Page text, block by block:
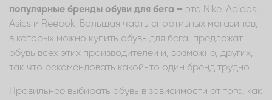
популярные бренды обуви для бега – это Nike, Adidas,
Asics и Reebok. Большая часть спортивных магазинов,
в которых можно купить обувь для бега, предложат
обувь всех этих производителей и, возможно, других,
так что рекомендовать какой-то один бренд трудно.
Правильнее выбирать обувь в зависимости от того, как